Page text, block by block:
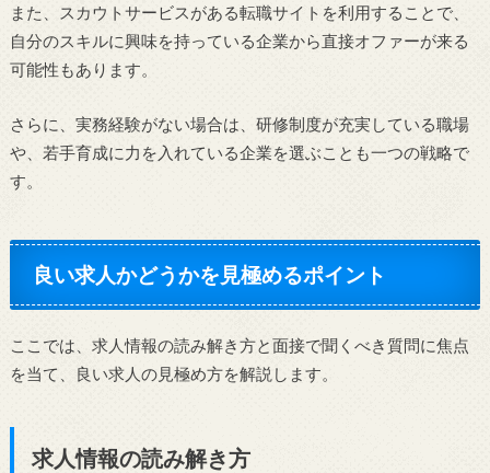
また、スカウトサービスがある転職サイトを利用することで、
自分のスキルに興味を持っている企業から直接オファーが来る
可能性もあります。
さらに、実務経験がない場合は、研修制度が充実している職場
や、若手育成に力を入れている企業を選ぶことも一つの戦略で
す。
良い求人かどうかを見極めるポイント
ここでは、求人情報の読み解き方と面接で聞くべき質問に焦点
を当て、良い求人の見極め方を解説します。
求人情報の読み解き方